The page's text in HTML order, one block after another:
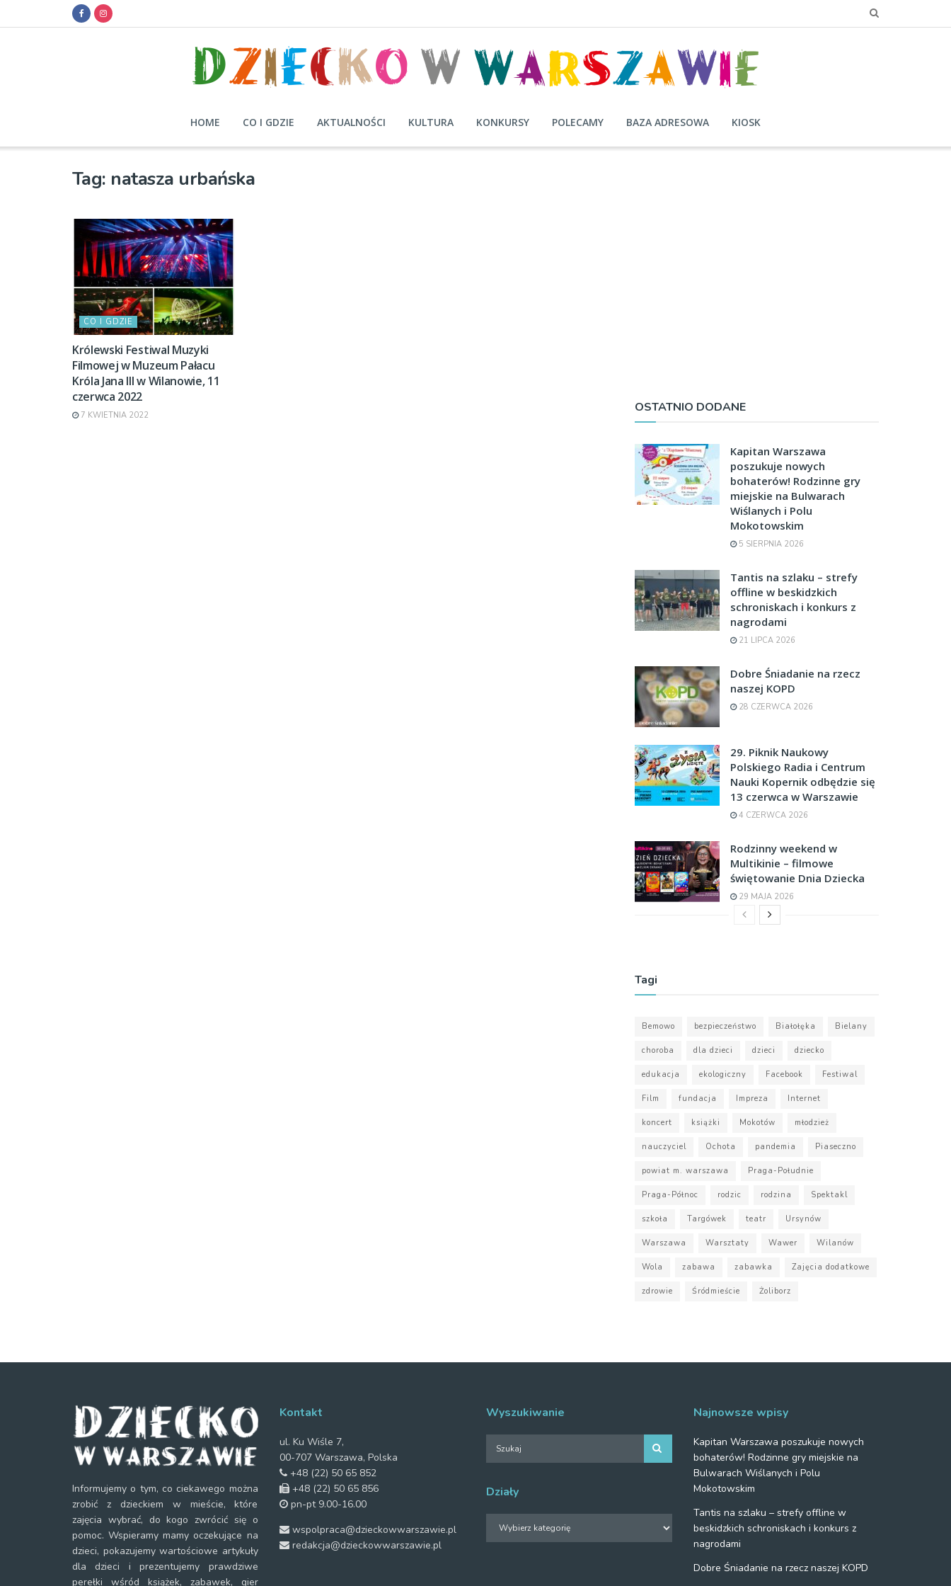
HOME CO I GDZIE AKTUALNOŚCI KULTURA KONKURSY POLECAMY BAZA ADRESOWA KIOSK
Tag: natasza urbańska
CO I GDZIE
Królewski Festiwal Muzyki
Filmowej w Muzeum Pałacu
Króla Jana III w Wilanowie, 11
czerwca 2022
7 KWIETNIA 2022
OSTATNIO DODANE
Kapitan Warszawa
poszukuje nowych
bohaterów! Rodzinne gry
miejskie na Bulwarach
Wiślanych i Polu
Mokotowskim
5 SIERPNIA 2026
Tantis na szlaku – strefy
offline w beskidzkich
schroniskach i konkurs z
nagrodami
21 LIPCA 2026
Dobre Śniadanie na rzecz
naszej KOPD
28 CZERWCA 2026
29. Piknik Naukowy
Polskiego Radia i Centrum
Nauki Kopernik odbędzie się
13 czerwca w Warszawie
4 CZERWCA 2026
Rodzinny weekend w
Multikinie – filmowe
świętowanie Dnia Dziecka
29 MAJA 2026
Tagi
Bemowo bezpieczeństwo Białołęka Bielany
choroba dla dzieci dzieci dziecko
edukacja ekologiczny Facebook Festiwal
Film fundacja Impreza Internet
koncert książki Mokotów młodzież
nauczyciel Ochota pandemia Piaseczno
powiat m. warszawa Praga-Południe
Praga-Północ rodzic rodzina Spektakl
szkoła Targówek teatr Ursynów
Warszawa Warsztaty Wawer Wilanów
Wola zabawa zabawka Zajęcia dodatkowe
zdrowie Śródmieście Żoliborz
Informujemy o tym, co ciekawego można
zrobić z dzieckiem w mieście, które
zajęcia wybrać, do kogo zwrócić się o
pomoc. Wspieramy mamy oczekujące na
dzieci, pokazujemy wartościowe artykuły
dla dzieci i prezentujemy prawdziwe
perełki wśród książek, zabawek, gier
Kontakt
ul. Ku Wiśle 7,
00-707 Warszawa, Polska
+48 (22) 50 65 852
+48 (22) 50 65 856
pn-pt 9.00-16.00
wspolpraca@dzieckowwarszawie.pl
redakcja@dzieckowwarszawie.pl
Wyszukiwanie
Działy
Najnowsze wpisy
Kapitan Warszawa poszukuje nowych
bohaterów! Rodzinne gry miejskie na
Bulwarach Wiślanych i Polu
Mokotowskim
Tantis na szlaku – strefy offline w
beskidzkich schroniskach i konkurs z
nagrodami
Dobre Śniadanie na rzecz naszej KOPD